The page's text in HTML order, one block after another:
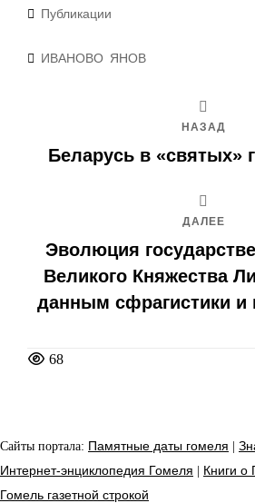
Рубрики
Публикации
Метки
ИВАНОВО ЯНОВ
НАЗАД
Беларусь в «святых»
ДАЛЕЕ
Эволюция
Великого Княжества
данным сфрагистики и
68
Сайты портала: Памятные даты гомеля |
Интернет-энциклопедия Гомеля | Книги о
Гомель газетной строкой